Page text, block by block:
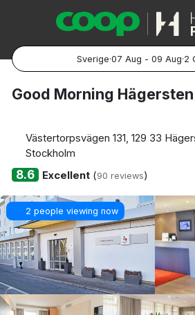
Sverige·07 Aug - 09 Aug·2
Popular Destinations:
Stockholm
Göteborg
Malmö
Hela Norge
Oslo
Good Morning Hägersten
Västertorpsvägen 131, 129 33
Stockholm
8.6 Excellent(90 reviews)
2 people viewing now